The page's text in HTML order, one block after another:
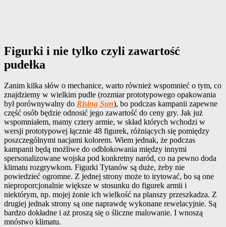
Figurki i nie tylko czyli zawartość
pudełka
Zanim kilka słów o mechanice, warto również wspomnieć o tym, co
znajdziemy w wielkim pudle (rozmiar prototypowego opakowania
był porównywalny do Rising Sun), bo podczas kampanii zapewne
część osób będzie odnosić jego zawartość do ceny gry. Jak już
wspomniałem, mamy cztery armie, w skład których wchodzi w
wersji prototypowej łącznie 48 figurek, różniących się pomiędzy
poszczególnymi nacjami kolorem. Wiem jednak, że podczas
kampanii będą możliwe do odblokowania między innymi
spersonalizowane wojska pod konkretny naród, co na pewno doda
klimatu rozgrywkom. Figurki Tytanów są duże, żeby nie
powiedzieć ogromne. Z jednej strony może to irytować, bo są one
nieproporcjonalnie większe w stosunku do figurek armii i
niektórym, np. mojej żonie ich wielkość na planszy przeszkadza. Z
drugiej jednak strony są one naprawdę wykonane rewelacyjnie. Są
bardzo dokładne i aż proszą się o śliczne malowanie. I wnoszą
mnóstwo klimatu.